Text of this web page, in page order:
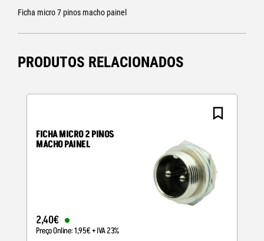
Ficha micro 7 pinos macho painel
PRODUTOS RELACIONADOS
FICHA MICRO 2 PINOS
MACHO PAINEL
2,40€
Preço Online:1,95€+ IVA 23%